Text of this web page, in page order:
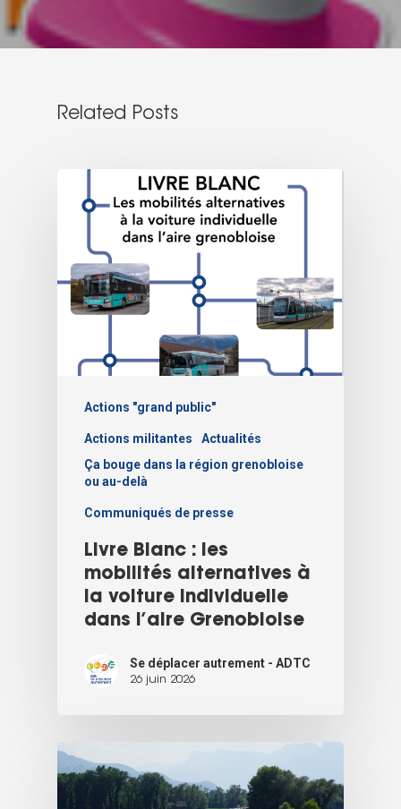
Related Posts
Actions "grand public"
Actions militantes
Actualités
Ça bouge dans la région grenobloise
ou au-delà
Communiqués de presse
Livre Blanc : les
mobilités alternatives à
la voiture individuelle
dans l’aire Grenobloise
Se déplacer autrement - ADTC
26 juin 2026